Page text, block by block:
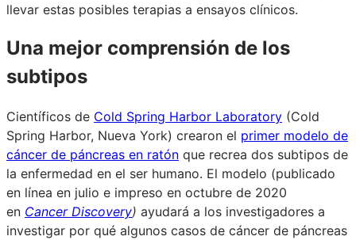
llevar estas posibles terapias a ensayos clínicos.
Una mejor comprensión de los
subtipos
Científicos de Cold Spring Harbor Laboratory (Cold
Spring Harbor, Nueva York) crearon el primer modelo de
cáncer de páncreas en ratón que recrea dos subtipos de
la enfermedad en el ser humano. El modelo (publicado
en línea en julio e impreso en octubre de 2020
en Cancer Discovery) ayudará a los investigadores a
investigar por qué algunos casos de cáncer de páncreas